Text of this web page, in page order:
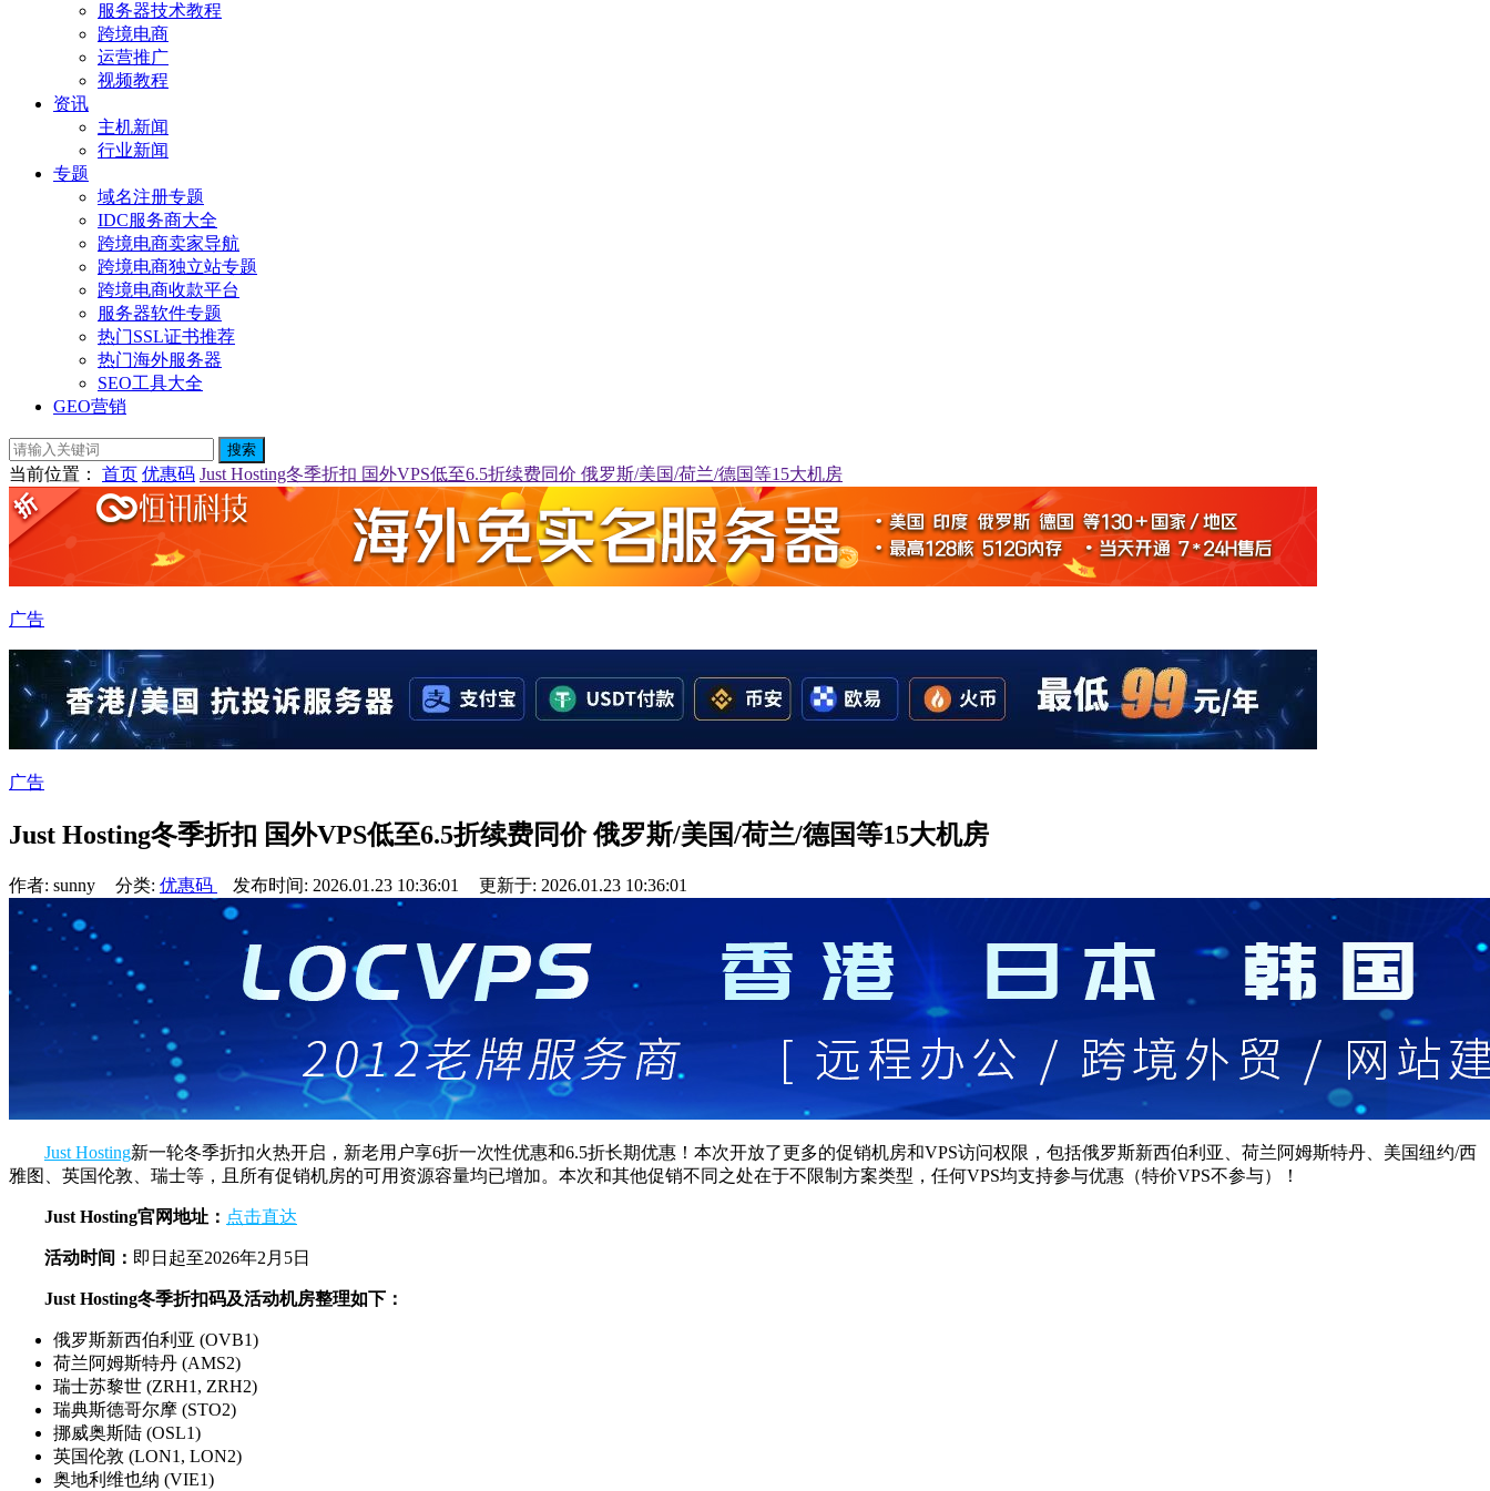
服务器技术教程
跨境电商
运营推广
视频教程
资讯
主机新闻
行业新闻
专题
域名注册专题
IDC服务商大全
跨境电商卖家导航
跨境电商独立站专题
跨境电商收款平台
服务器软件专题
热门SSL证书推荐
热门海外服务器
SEO工具大全
GEO营销
搜索
当前位置 ： 首页 优惠码 Just Hosting冬季折扣 国外VPS低至6.5折续费同价 俄罗斯/美国/荷兰/德国等15大机房
广告
广告
Just Hosting冬季折扣 国外VPS低至6.5折续费同价 俄罗斯/美国/荷兰/德国等15大机房
作者: sunny 分类: 优惠码 发布时间: 2026.01.23 10:36:01 更新于: 2026.01.23 10:36:01
Just Hosting新一轮冬季折扣火热开启，新老用户享6折一次性优惠和6.5折长期优惠！本次开放了更多的促销机房和VPS访问权限，包括俄罗斯新西伯利亚、荷兰阿姆斯特丹、美国纽约/西
雅图、英国伦敦、瑞士等，且所有促销机房的可用资源容量均已增加。本次和其他促销不同之处在于不限制方案类型，任何VPS均支持参与优惠（特价VPS不参与）！
Just Hosting官网地址： 点击直达
活动时间： 即日起至2026年2月5日
Just Hosting冬季折扣码及活动机房整理如下：
俄罗斯新西伯利亚 (OVB1)
荷兰阿姆斯特丹 (AMS2)
瑞士苏黎世 (ZRH1, ZRH2)
瑞典斯德哥尔摩 (STO2)
挪威奥斯陆 (OSL1)
英国伦敦 (LON1, LON2)
奥地利维也纳 (VIE1)